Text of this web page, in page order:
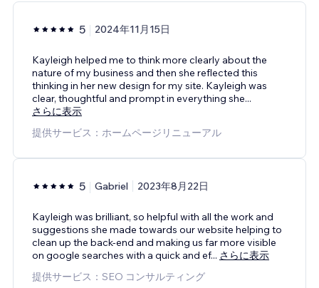
5 2024年11月15日
Kayleigh helped me to think more clearly about the
nature of my business and then she reflected this
thinking in her new design for my site. Kayleigh was
clear, thoughtful and prompt in everything she...
さらに表示
提供サービス：ホームページリニューアル
5 Gabriel 2023年8月22日
Kayleigh was brilliant, so helpful with all the work and
suggestions she made towards our website helping to
clean up the back-end and making us far more visible
on google searches with a quick and ef... さらに表示
提供サービス：SEO コンサルティング